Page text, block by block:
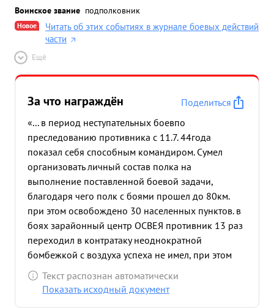
Воинское звание подполковник
Новое
Читать об этих событиях в журнале боевых действий
части
Ещё
За что награждён
Поделиться
«... в период неступательных боевпо
преследованию противника с 11.7. 44года
показал себя способным командиром. Сумел
организовать личный состав полка на
выполнение поставленной боевой задачи,
благодаря чего полк с боями прошел до 80км.
при этом освобождено 30 населенных пунктов. в
боях зарайонный центр ОСВЕЯ противник 13 раз
переходил в контратаку неоднократной
бомбежкой с воздуха успеха не имел, при этом
противник понес потери в людском составе до
300 солдат и ос ицеров а так же было подбито 4
Текст распознан автоматически
Показать исходный документ